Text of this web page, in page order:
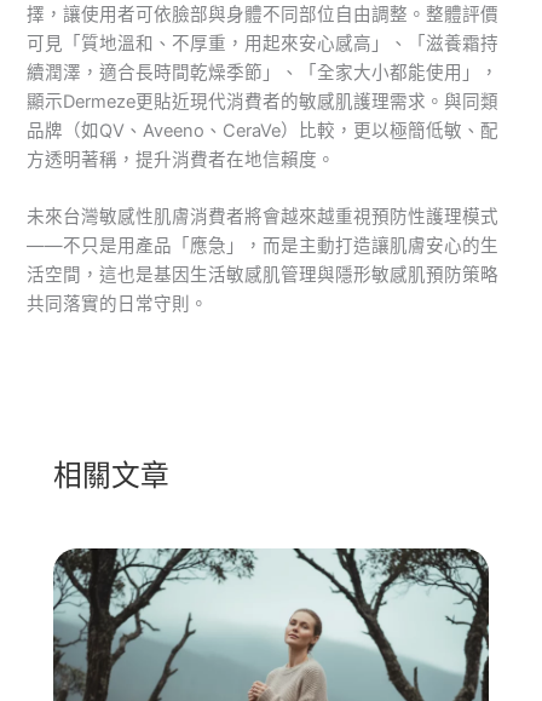
擇，讓使用者可依臉部與身體不同部位自由調整。整體評價
可見「質地溫和、不厚重，用起來安心感高」、「滋養霜持
續潤澤，適合長時間乾燥季節」、「全家大小都能使用」，
顯示Dermeze更貼近現代消費者的敏感肌護理需求。與同類
品牌（如QV、Aveeno、CeraVe）比較，更以極簡低敏、配
方透明著稱，提升消費者在地信賴度。
未來台灣敏感性肌膚消費者將會越來越重視預防性護理模式
——不只是用產品「應急」，而是主動打造讓肌膚安心的生
活空間，這也是基因生活敏感肌管理與隱形敏感肌預防策略
共同落實的日常守則。
相關文章